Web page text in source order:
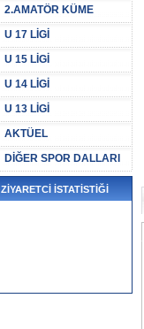
2.AMATÖR KÜME
U 17 LİGİ
U 15 LİGİ
U 14 LİGİ
U 13 LİGİ
AKTÜEL
DİĞER SPOR DALLARI
ZİYARETCİ İSTATİSTİĞİ